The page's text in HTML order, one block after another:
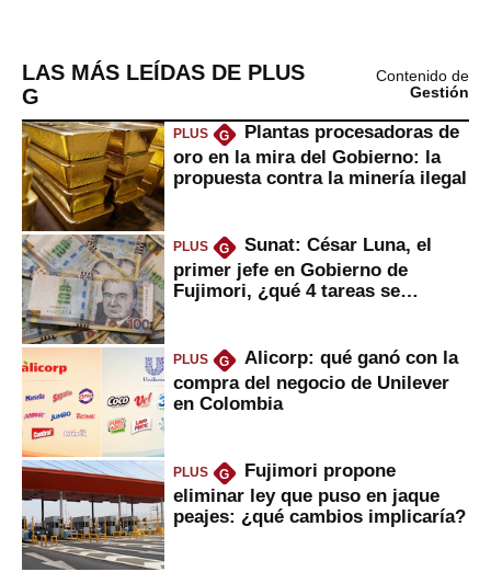
LAS MÁS LEÍDAS DE PLUS
G
Contenido de
Gestión
PLUS G
Plantas procesadoras de
oro en la mira del Gobierno: la
propuesta contra la minería ilegal
PLUS G
Sunat: César Luna, el
primer jefe en Gobierno de
Fujimori, ¿qué 4 tareas se
PLUS G
Alicorp: qué ganó con la
compra del negocio de Unilever
en Colombia
PLUS G
Fujimori propone
eliminar ley que puso en jaque
peajes: ¿qué cambios implicaría?